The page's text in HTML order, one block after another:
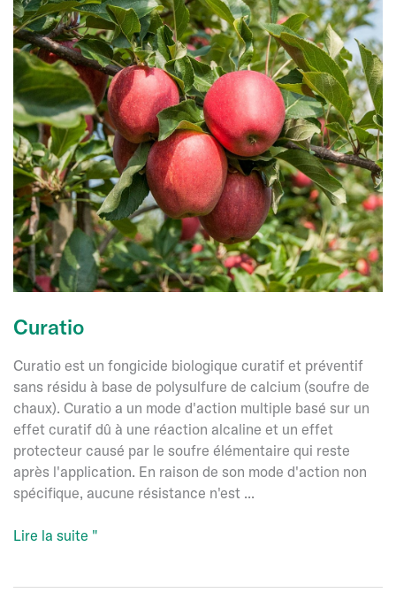
Curatio
Curatio est un fongicide biologique curatif et préventif
sans résidu à base de polysulfure de calcium (soufre de
chaux). Curatio a un mode d'action multiple basé sur un
effet curatif dû à une réaction alcaline et un effet
protecteur causé par le soufre élémentaire qui reste
après l'application. En raison de son mode d'action non
spécifique, aucune résistance n'est ...
Curatio
Lire la suite "